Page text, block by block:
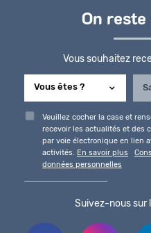
On reste
Vous souhaitez
Veuillez cocher la case et
recevoir les actualités et des
par voie électronique en lien
activités.
En savoir plus
données personnelles
Suivez-nous sur